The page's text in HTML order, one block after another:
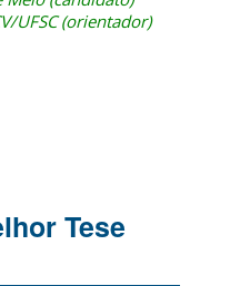
UFSC (orientador)
Tese